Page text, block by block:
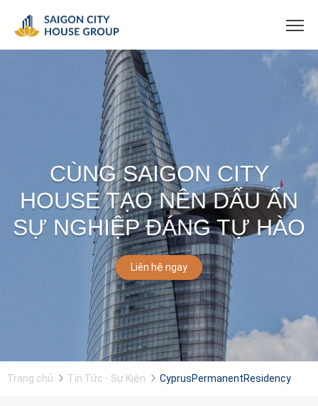
CÙNG SAIGON CITY
HOUSE TẠO NÊN DẤU ẤN
SỰ NGHIỆP ĐÁNG TỰ HÀO
Liên hệ ngay
Trang chủ Tin Tức - Sự Kiện CyprusPermanentResidency